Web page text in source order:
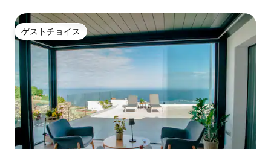
ゲストチョイス
ゲストチョイス